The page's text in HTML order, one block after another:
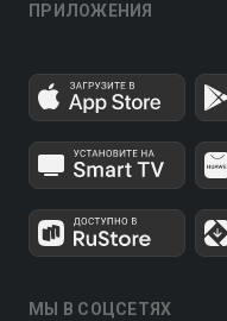
ПРИЛОЖЕНИЯ
МЫ В СОЦСЕТЯХ